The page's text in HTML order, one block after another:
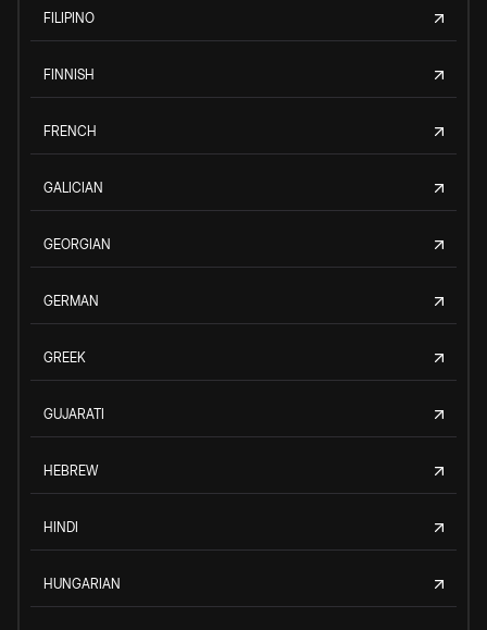
FILIPINO
FINNISH
FRENCH
GALICIAN
GEORGIAN
GERMAN
GREEK
GUJARATI
HEBREW
HINDI
HUNGARIAN